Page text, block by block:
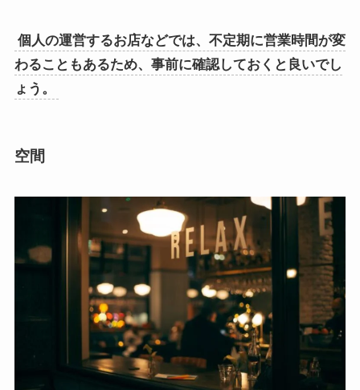
個人の運営するお店などでは、不定期に営業時間が変
わることもあるため、事前に確認しておくと良いでし
ょう。
空間